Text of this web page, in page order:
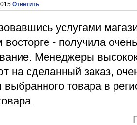
Ответить
услугами
восторге - получила
Менеджеры
на сделанный заказ,
выбранного товара в